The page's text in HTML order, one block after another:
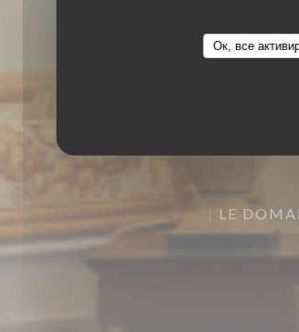
Ок, все
LE